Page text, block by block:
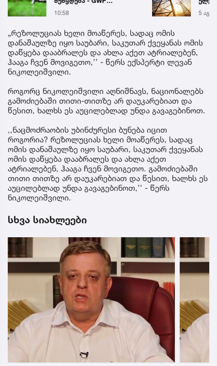
სპეციალურ განცხადებას
5 აგვ 17:51 9:10
„რეზოლუციას ხელი მოაწერეს, სადაც ომის
დანაშაულზე იყო საუბარი, საკუთარ ქვეყანას ომის
დაწყება დააბრალეს და ახლა აქეთ ატრიალებენ,
ჰააგა ჩვენ მოვიგეთო,’’ - წერს ექსპერტი ლევან
ნიკოლეიშვილი.
როგორც ნიკოლეიშვილი აღნიშნავს, ნაციონალებს
გამოძიებაში თითი-თითზე არ დაუკარებიათ და
წესით, ხალხს ეს აუცილებლად უნდა გავაგებინოთ.
,,ნაცმოძრაობის უბინძურესი ბუნება იცით
როგორია? რეზოლუციას ხელი მოაწერეს, სადაც
ომის დანაშაულზე იყო საუბარი, საკუთარ ქვეყანას
ომის დაწყება დააბრალეს და ახლა აქეთ
ატრიალებენ, ჰააგა ჩვენ მოვიგეთო. გამოძიებაში
თითი თითზე არ დაუკარებიათ და წესით, ხალხს ეს
აუცილებლად უნდა გავაგებინოთ,’’ - წერს
ნიკოლეიშვილი.
სხვა სიახლეები